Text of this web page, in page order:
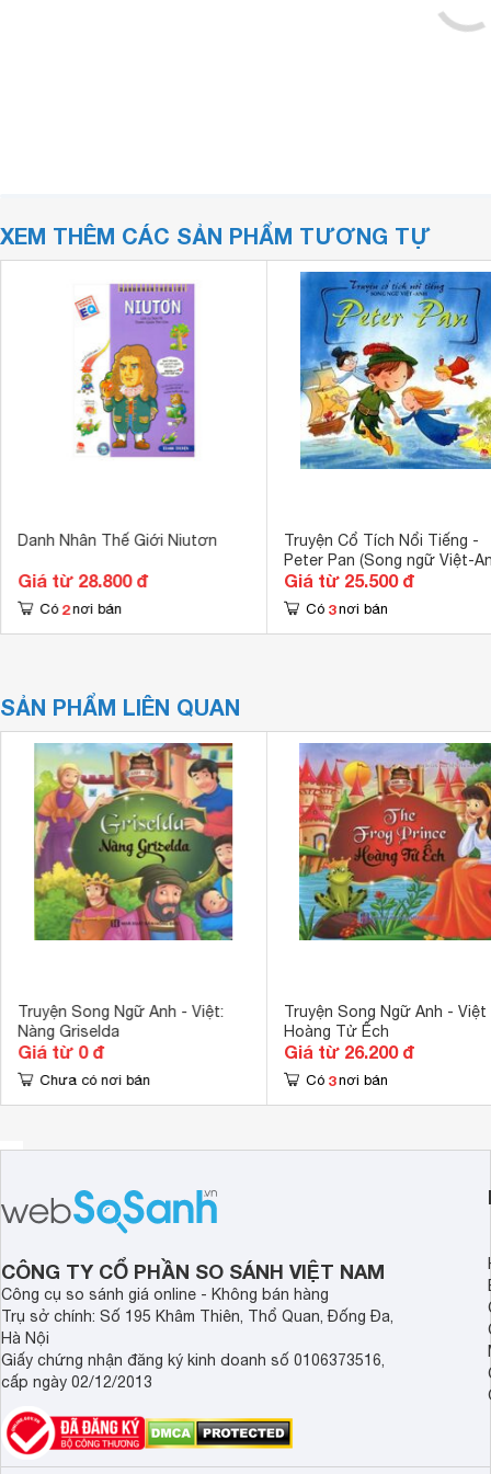
XEM THÊM CÁC SẢN PHẨM TƯƠNG TỰ
Danh Nhân Thế Giới Niutơn
Giá từ 28.800 đ
Có 2 nơi bán
Truyện Cổ Tích Nổi Tiếng -
Peter Pan (Song ngữ Việt-
Giá từ 25.500 đ
Có 3 nơi bán
SẢN PHẨM LIÊN QUAN
Truyện Song Ngữ Anh - Việt:
Nàng Griselda
Giá từ 0 đ
Chưa có nơi bán
Truyện Song Ngữ Anh - Việt
Hoàng Tử Ếch
Giá từ 26.200 đ
Có 3 nơi bán
CÔNG TY CỔ PHẦN SO SÁNH VIỆT NAM
Công cụ so sánh giá online - Không bán hàng
Trụ sở chính: Số 195 Khâm Thiên, Thổ Quan, Đống Đa,
Hà Nội
Giấy chứng nhận đăng ký kinh doanh số 0106373516,
cấp ngày 02/12/2013